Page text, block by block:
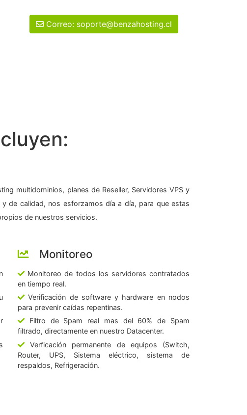
Correo: soporte@benzahosting.cl
multidominios, planes de Reseller, Servidores VPS y
de calidad, nos esforzamos día a día, para que estas
de nuestros servicios.
Monitoreo
Monitoreo de todos los servidores contratados
en tiempo real.
Verificación de software y hardware en nodos
para prevenir caídas repentinas.
Filtro de Spam real mas del 60% de Spam
filtrado, directamente en nuestro Datacenter.
Verficación permanente de equipos (Switch,
Router, UPS, Sistema eléctrico, sistema de
respaldos, Refrigeración.